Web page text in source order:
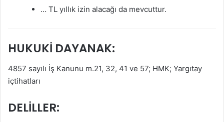
… TL yıllık izin alacağı da mevcuttur.
HUKUKİ DAYANAK:
4857 sayılı İş Kanunu m.21, 32, 41 ve 57; HMK; Yargıtay
içtihatları
DELİLLER: